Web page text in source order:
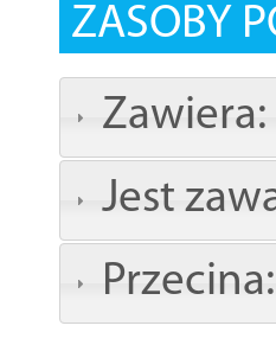
ZASOBY
Zawiera:
Jest
Przecina: